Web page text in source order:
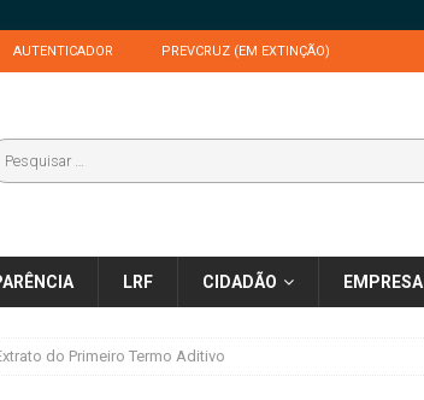
AUTENTICADOR PREVCRUZ (EM EXTINÇÃO)
LRF CIDADÃO EMPRESA
do Primeiro Termo Aditivo